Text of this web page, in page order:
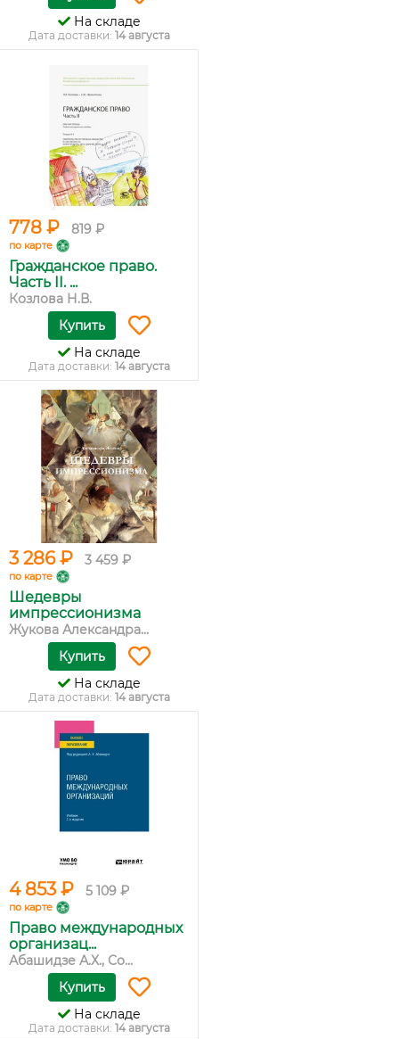
На складе
Дата доставки: 14 августа
778 ₽ 819 ₽
по карте
Гражданское право.
Часть II. ...
Козлова Н.В.
Купить
На складе
Дата доставки: 14 августа
3 286 ₽ 3 459 ₽
по карте
Шедевры
импрессионизма
Жукова Александра...
Купить
На складе
Дата доставки: 14 августа
4 853 ₽ 5 109 ₽
по карте
Право международных
организац...
Абашидзе А.Х., Со...
Купить
На складе
Дата доставки: 14 августа